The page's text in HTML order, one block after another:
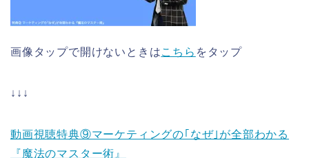
画像タップで開けないときはこちら をタップ
↓↓↓
動画視聴特典⑨マーケティングの｢なぜ｣が全部わかる
『魔法のマスター術』